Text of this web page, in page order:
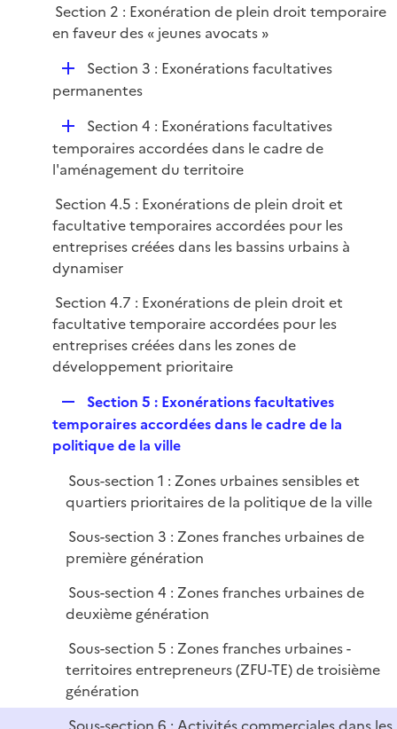
e
r
l
i
Section 2 : Exonération de plein droit temporaire
en faveur des « jeunes avocats »
D
é
i
e
r
Section 3 : Exonérations facultatives
permanentes
D
é
p
i
e
r
Section 4 : Exonérations facultatives
temporaires accordées dans le cadre de
l'aménagement du territoire
Section 4.5 : Exonérations de plein droit et
facultative temporaires accordées pour les
entreprises créées dans les bassins urbains à
dynamiser
Section 4.7 : Exonérations de plein droit et
facultative temporaire accordées pour les
entreprises créées dans les zones de
développement prioritaire
e
p
i
e
Section 5 : Exonérations facultatives
temporaires accordées dans le cadre de la
politique de la ville
Sous-section 1 : Zones urbaines sensibles et
quartiers prioritaires de la politique de la ville
Sous-section 3 : Zones franches urbaines de
première génération
Sous-section 4 : Zones franches urbaines de
deuxième génération
Sous-section 5 : Zones franches urbaines -
territoires entrepreneurs (ZFU-TE) de troisième
génération